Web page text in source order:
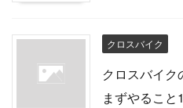
クロスバイク
クロスバイク
まずやること